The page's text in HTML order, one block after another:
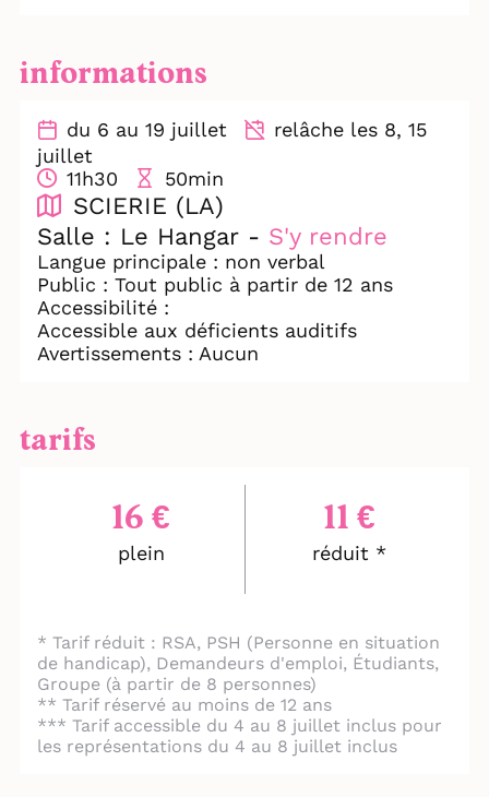
fondre dans la matière. L'organique et le
virtuel se confondent, révélant sur scène
de bascule entre ce qui a été et ce qui
advient, VIVARIUM ouvre un monde
contenu dans un autre.
La Vouivre propose ici une traversée
sensorielle où le corps devient territoire de
transformation. L'œuvre déploie une
allégorie puissante des mondes perdus
qu'il nous reste à reconquérir.
C’est un chaos… Et ce sera beau quand
même.
stroboscopique de quelques secondes.
informations
du 6 au 19 juillet
relâche les 8, 15
juillet
11h30
50min
SCIERIE (LA)
Salle : Le Hangar - S'y rendre
Langue principale : non verbal
Public : Tout public à partir de 12 ans
Accessibilité :
Accessible aux déficients auditifs
Avertissements : Aucun
tarifs
16 €
plein
11 €
réduit *
* Tarif réduit : RSA, PSH (Personne en situation
de handicap), Demandeurs d'emploi, Étudiants,
Groupe (à partir de 8 personnes)
** Tarif réservé au moins de 12 ans
*** Tarif accessible du 4 au 8 juillet inclus pour
les représentations du 4 au 8 juillet inclus